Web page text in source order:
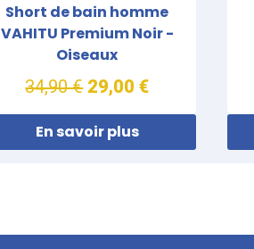
Short de bain homme
VAHITU Premium Noir -
Oiseaux
34,90 € 29,00 €
En savoir plus